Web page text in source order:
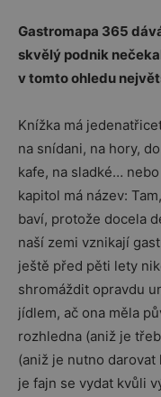
Gastromapa 365
skvělý podnik
v tomto ohledu
Knížka má
na snídani, na hory,
kafe, na sladké…
kapitol má název:
baví, protože docela
naší zemi vznikají
ještě před pěti lety
shromáždit opravdu
jídlem, ač ona měla
rozhledna (aniž je
(aniž je nutno
je fajn se vydat kvůli